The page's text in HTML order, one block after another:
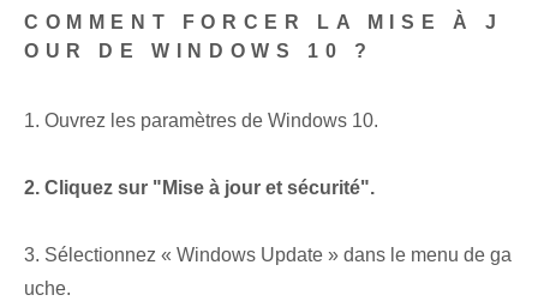
COMMENT FORCER LA MISE À J
OUR DE WINDOWS 10 ?
1. Ouvrez les paramètres de Windows 10.
2. Cliquez sur "Mise à jour et sécurité".
3. Sélectionnez « Windows Update » dans le menu de ga
uche.